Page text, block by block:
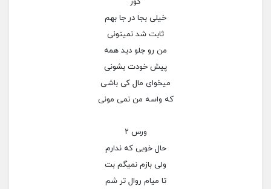
خیلی بجا در جا بهم
ثابت شد نمیتونی
من رو جلو دید همه
پیش خودت بشونی
میخوای مال کی باشی
که واسه من نمی مونی
ورس ۲
حال خوبی که ندارم
ولی بازم نمیگم بت
تا میام روال تر شم